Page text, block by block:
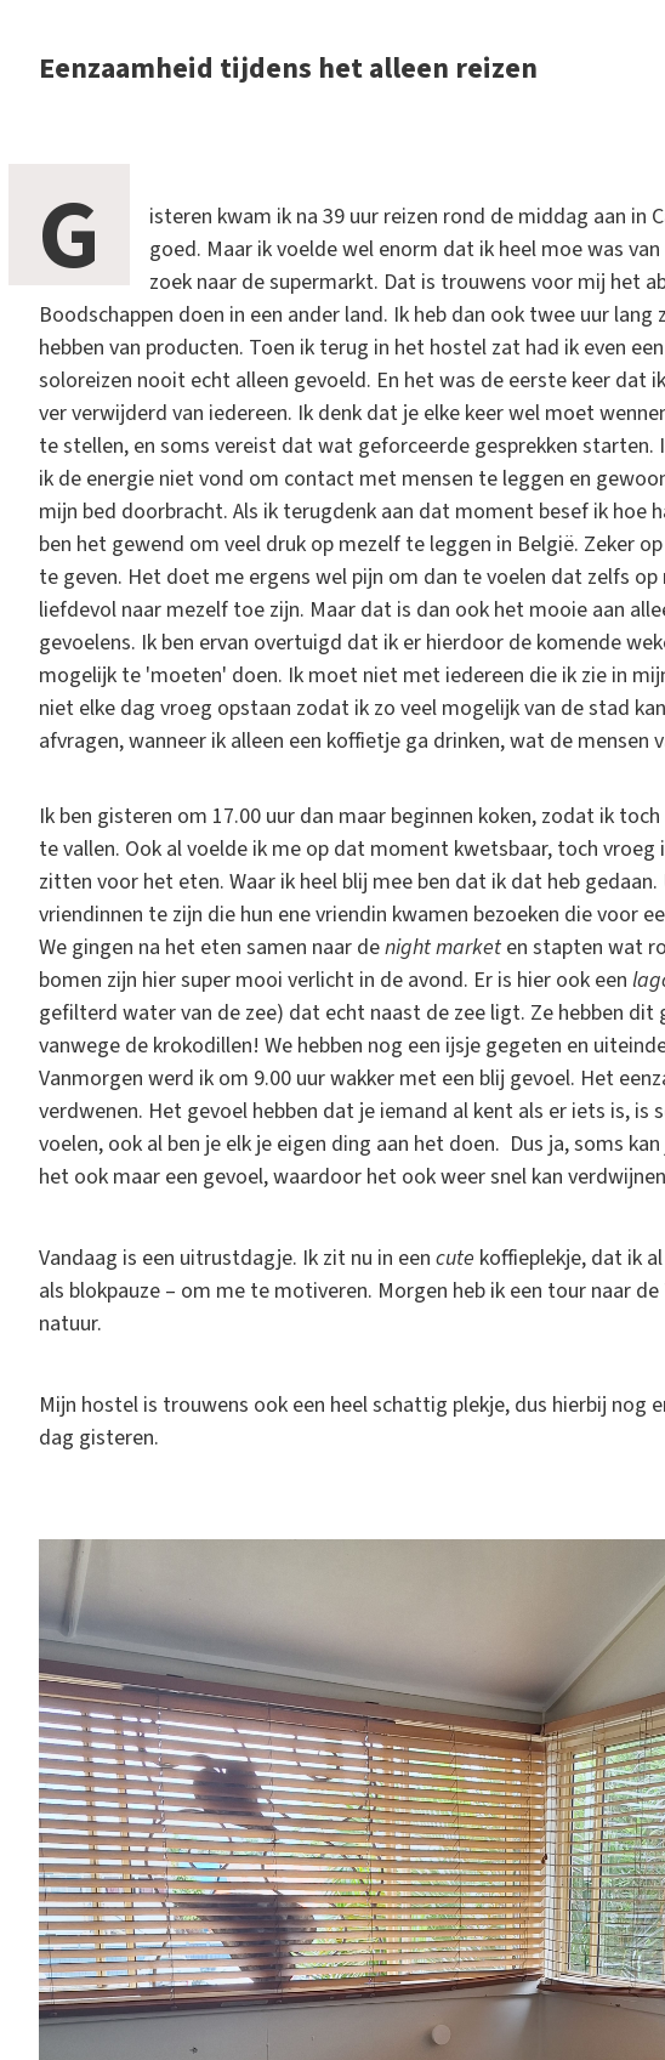
Eenzaamheid tijdens het alleen reizen
G
isteren kwam ik na 39 uur reizen rond de middag aan in
goed. Maar ik voelde wel enorm dat ik heel moe was
zoek naar de supermarkt. Dat is trouwens voor mij het
Boodschappen doen in een ander land. Ik heb dan ook twee uur
hebben van producten. Toen ik terug in het hostel zat had ik even
soloreizen nooit echt alleen gevoeld. En het was de eerste keer dat
ver verwijderd van iedereen. Ik denk dat je elke keer wel moet
te stellen, en soms vereist dat wat geforceerde gesprekken
ik de energie niet vond om contact met mensen te leggen en
mijn bed doorbracht. Als ik terugdenk aan dat moment besef ik hoe
ben het gewend om veel druk op mezelf te leggen in België. Zeker
te geven. Het doet me ergens wel pijn om dan te voelen dat zelfs
liefdevol naar mezelf toe zijn. Maar dat is dan ook het mooie aan
gevoelens. Ik ben ervan overtuigd dat ik er hierdoor de komende
mogelijk te 'moeten' doen. Ik moet niet met iedereen die ik zie in
niet elke dag vroeg opstaan zodat ik zo veel mogelijk van de stad
afvragen, wanneer ik alleen een koffietje ga drinken, wat de mensen
Ik ben gisteren om 17.00 uur dan maar beginnen koken, zodat ik
te vallen. Ook al voelde ik me op dat moment kwetsbaar, toch
zitten voor het eten. Waar ik heel blij mee ben dat ik dat heb
vriendinnen te zijn die hun ene vriendin kwamen bezoeken die voor
We gingen na het eten samen naar denight market en stapten wat
bomen zijn hier super mooi verlicht in de avond. Er is hier ook een
gefilterd water van de zee) dat echt naast de zee ligt. Ze hebben
vanwege de krokodillen! We hebben nog een ijsje gegeten en
Vanmorgen werd ik om 9.00 uur wakker met een blij gevoel. Het
verdwenen. Het gevoel hebben dat je iemand al kent als er iets is,
voelen, ook al ben je elk je eigen ding aan het doen. Dus ja, soms
het ook maar een gevoel, waardoor het ook weer snel kan
Vandaag is een uitrustdagje. Ik zit nu in een cute koffieplekje, dat ik
als blokpauze – om me te motiveren. Morgen heb ik een tour naar
natuur.
Mijn hostel is trouwens ook een heel schattig plekje, dus hierbij nog
dag gisteren.